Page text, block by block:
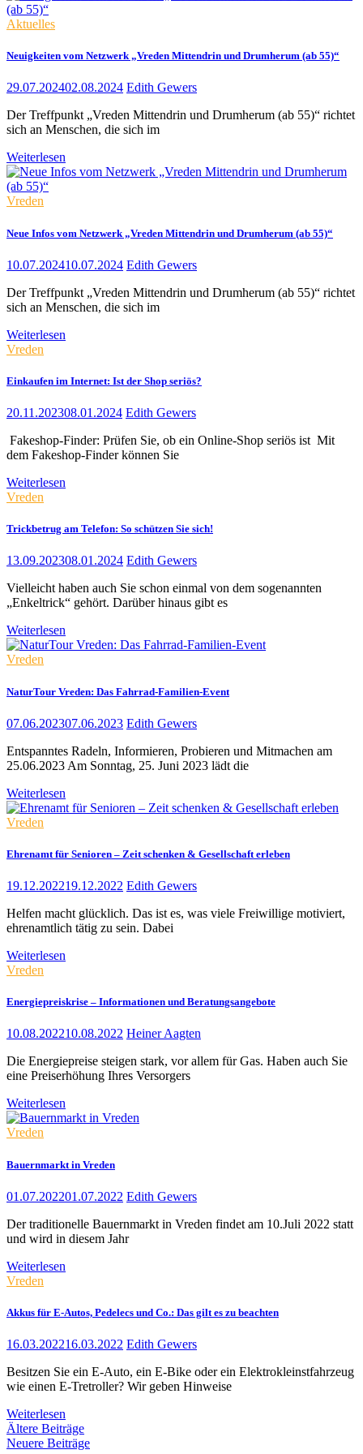
Aktuelles
Neuigkeiten vom Netzwerk „Vreden Mittendrin und Drumherum (ab 55)“
29.07.202402.08.2024 Edith Gewers
Der Treffpunkt „Vreden Mittendrin und Drumherum (ab 55)“ richtet
sich an Menschen, die sich im
Weiterlesen
Vreden
Neue Infos vom Netzwerk „Vreden Mittendrin und Drumherum (ab 55)“
10.07.202410.07.2024 Edith Gewers
Der Treffpunkt „Vreden Mittendrin und Drumherum (ab 55)“ richtet
sich an Menschen, die sich im
Weiterlesen
Vreden
Einkaufen im Internet: Ist der Shop seriös?
20.11.202308.01.2024 Edith Gewers
­ Fakeshop-Finder: Prüfen Sie, ob ein Online-Shop seriös ist ­ Mit
dem Fakeshop-Finder können Sie
Weiterlesen
Vreden
Trickbetrug am Telefon: So schützen Sie sich!
13.09.202308.01.2024 Edith Gewers
Vielleicht haben auch Sie schon einmal von dem sogenannten
„Enkeltrick“ gehört. Darüber hinaus gibt es
Weiterlesen
Vreden
NaturTour Vreden: Das Fahrrad-Familien-Event
07.06.202307.06.2023 Edith Gewers
Entspanntes Radeln, Informieren, Probieren und Mitmachen am
25.06.2023 Am Sonntag, 25. Juni 2023 lädt die
Weiterlesen
Vreden
Ehrenamt für Senioren – Zeit schenken & Gesellschaft erleben
19.12.202219.12.2022 Edith Gewers
Helfen macht glücklich. Das ist es, was viele Freiwillige motiviert,
ehrenamtlich tätig zu sein. Dabei
Weiterlesen
Vreden
Energiepreiskrise – Informationen und Beratungsangebote
10.08.202210.08.2022 Heiner Aagten
Die Energiepreise steigen stark, vor allem für Gas. Haben auch Sie
eine Preiserhöhung Ihres Versorgers
Weiterlesen
Vreden
Bauernmarkt in Vreden
01.07.202201.07.2022 Edith Gewers
Der traditionelle Bauernmarkt in Vreden findet am 10.Juli 2022 statt
und wird in diesem Jahr
Weiterlesen
Vreden
Akkus für E-Autos, Pedelecs und Co.: Das gilt es zu beachten
16.03.202216.03.2022 Edith Gewers
Besitzen Sie ein E-Auto, ein E-Bike oder ein Elektrokleinstfahrzeug
wie einen E-Tretroller? Wir geben Hinweise
Weiterlesen
Beitragsnavigation
Ältere Beiträge
Neuere Beiträge